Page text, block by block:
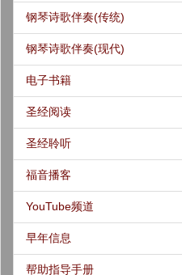
钢琴诗歌伴奏(传统)
钢琴诗歌伴奏(现代)
电子书籍
圣经阅读
圣经聆听
福音播客
YouTube频道
早年信息
帮助指导手册